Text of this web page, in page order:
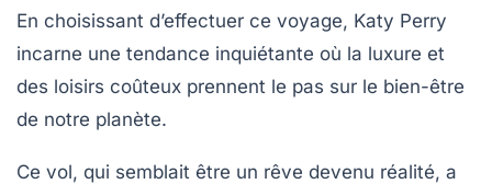
En choisissant d’effectuer ce voyage, Katy Perry
incarne une tendance inquiétante où la luxure et
des loisirs coûteux prennent le pas sur le bien-être
de notre planète.
Ce vol, qui semblait être un rêve devenu réalité, a